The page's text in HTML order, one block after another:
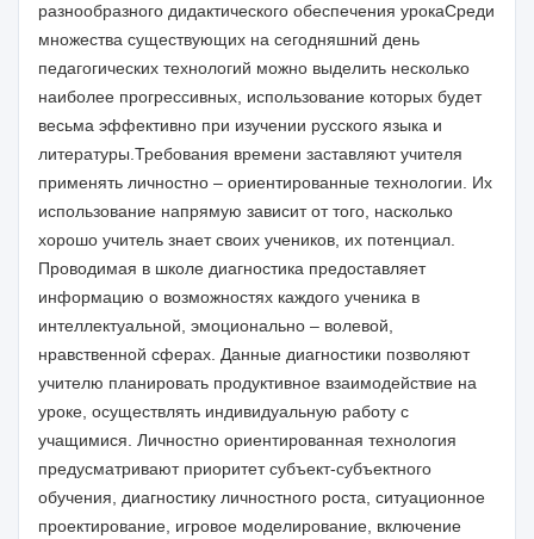
разнообразного дидактического обеспечения урокаСреди
множества существующих на сегодняшний день
педагогических технологий можно выделить несколько
наиболее прогрессивных, использование которых будет
весьма эффективно при изучении русского языка и
литературы.Требования времени заставляют учителя
применять личностно – ориентированные технологии. Их
использование напрямую зависит от того, насколько
хорошо учитель знает своих учеников, их потенциал.
Проводимая в школе диагностика предоставляет
информацию о возможностях каждого ученика в
интеллектуальной, эмоционально – волевой,
нравственной сферах. Данные диагностики позволяют
учителю планировать продуктивное взаимодействие на
уроке, осуществлять индивидуальную работу с
учащимися. Личностно ориентированная технология
предусматривают приоритет субъект-субъектного
обучения, диагностику личностного роста, ситуационное
проектирование, игровое моделирование, включение